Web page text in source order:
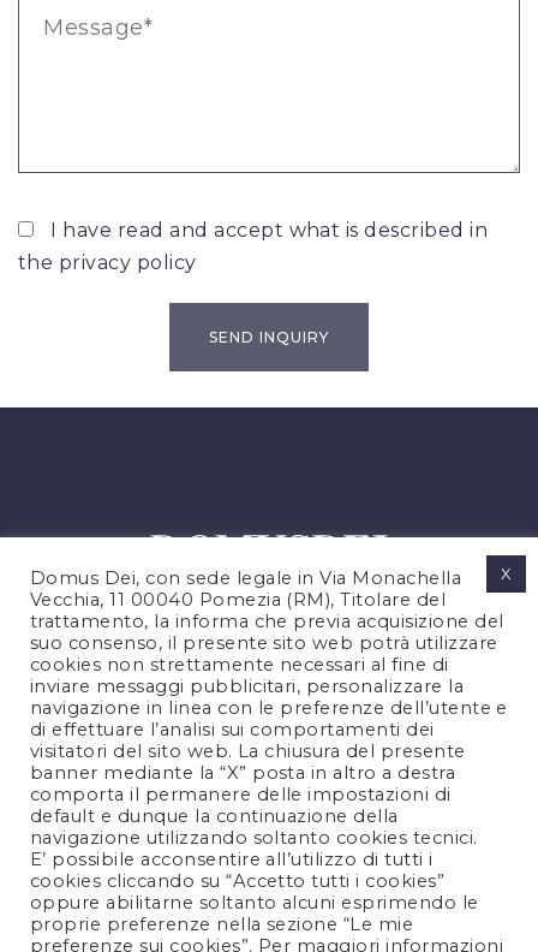
I have read and accept what is described in
the privacy policy
PRIVACY POLICY
COOKIES POLICY
LEGAL NOTES
CONTACTS
FOLLOW US
Domus Dei, con sede legale in Via Monachella
Vecchia, 11 00040 Pomezia (RM), Titolare del
trattamento, la informa che previa acquisizione del
suo consenso, il presente sito web potrà utilizzare
cookies non strettamente necessari al fine di
inviare messaggi pubblicitari, personalizzare la
navigazione in linea con le preferenze dell’utente e
di effettuare l’analisi sui comportamenti dei
visitatori del sito web. La chiusura del presente
banner mediante la “X” posta in altro a destra
comporta il permanere delle impostazioni di
default e dunque la continuazione della
navigazione utilizzando soltanto cookies tecnici.
E’ possibile acconsentire all’utilizzo di tutti i
cookies cliccando su “Accetto tutti i cookies”
oppure abilitarne soltanto alcuni esprimendo le
proprie preferenze nella sezione “Le mie
preferenze sui cookies”. Per maggiori informazioni
X